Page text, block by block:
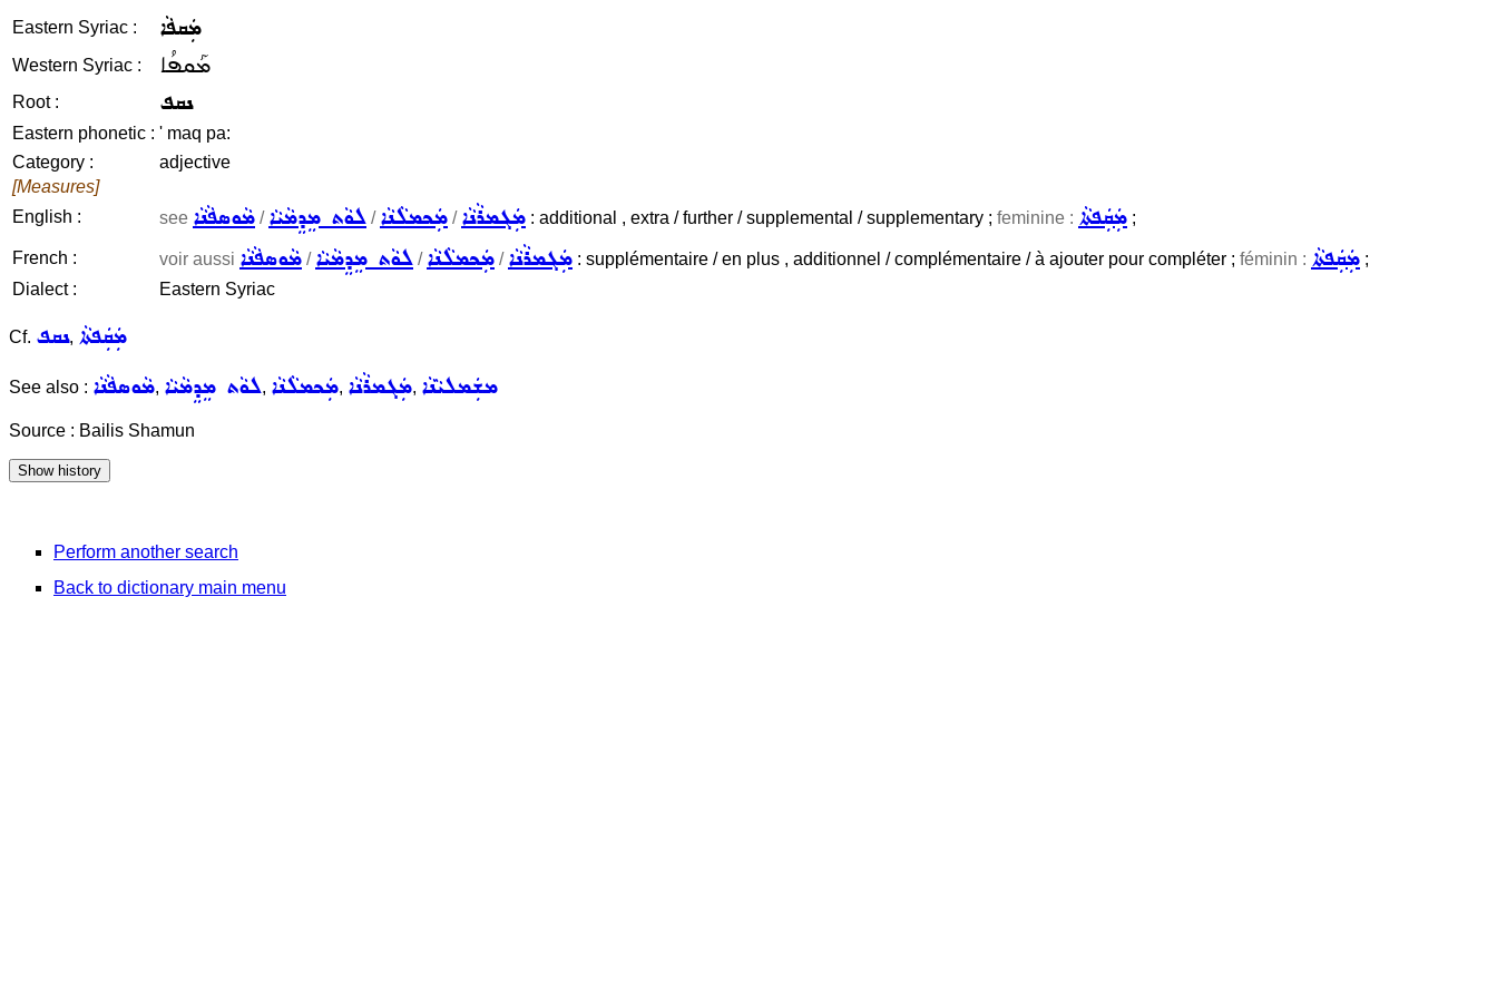
Eastern Syriac : ܡܲܩܦܵܐ
Western Syriac : ܡܰܩܦܳܐ
Root : ܢܩܦ
Eastern phonetic : ' maq pa:
Category :
adjective
[Measures]
English :
see ܡܵܘܣܦܵܢܵܐ /ܠܘܵܬ ܡܸܕܸܡܵܝܵܐ /ܡܲܟܡܠܵܢܵܐ /ܡܲܓܡܪܵܢܵܐ : additional , extra / further / supplemental / supplementary ; feminine : ܡܲܩܲܦܬܵܐ ;
French : voir aussi ܡܵܘܣܦܵܢܵܐ /ܠܘܵܬ ܡܸܕܸܡܵܝܵܐ /ܡܲܟܡܠܵܢܵܐ /ܡܲܓܡܪܵܢܵܐ : supplémentaire / en plus , additionnel / complémentaire / à ajouter pour compléter ; féminin : ܡܲܩܲܦܬܵܐ ;
Dialect :
Eastern Syriac
Cf. ܢܩܦ, ܡܲܩܲܦܬܵܐ
See also : ܡܵܘܣܦܵܢܵܐ, ܠܘܵܬ ܡܸܕܸܡܵܝܵܐ, ܡܲܟܡܠܵܢܵܐ, ܡܲܓܡܪܵܢܵܐ, ܡܫܲܡܠܝܵܢܵܐ
Source : Bailis Shamun
Perform another search
Back to dictionary main menu